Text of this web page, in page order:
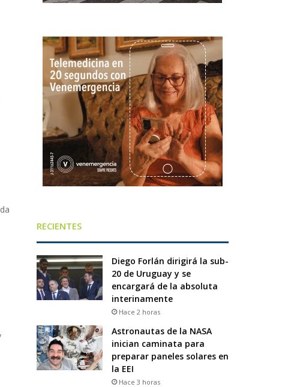
RECIENTES
Diego Forlán dirigirá la sub-
20 de Uruguay y se
encargará de la absoluta
interinamente
Hace 2 horas
Astronautas de la NASA
inician caminata para
preparar paneles solares en
la EEI
Hace 3 horas